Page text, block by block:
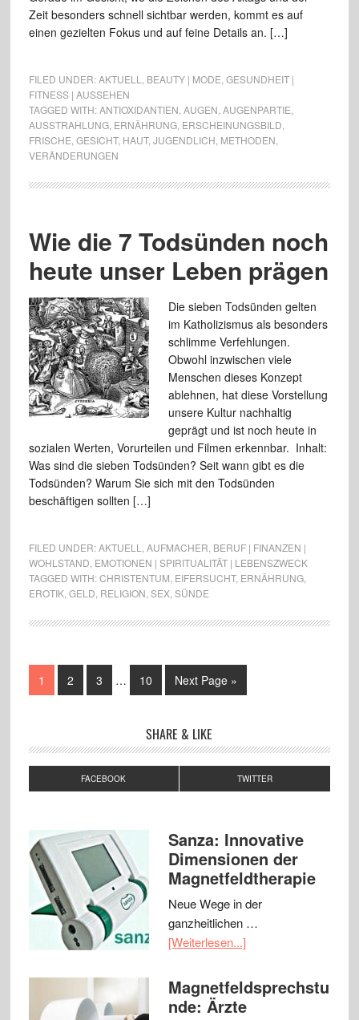
Zeit besonders schnell sichtbar werden, kommt es auf
einen gezielten Fokus und auf feine Details an. […]
FILED UNDER:AKTUELL BEAUTY | MODE GESUNDHEIT |
FITNESS | AUSSEHEN
TAGGED WITH:ANTIOXIDANTIEN AUGEN AUGENPARTIE
AUSSTRAHLUNG, ERNÄHRUNG, ERSCHEINUNGSBILD
FRISCHE GESICHT, HAUT, JUGENDLICH METHODEN
VERÄNDERUNGEN
Wie die 7 Todsünden noch
heute unser Leben prägen
Die sieben Todsünden gelten
im Katholizismus als besonders
schlimme Verfehlungen.
Obwohl inzwischen viele
Menschen dieses Konzept
ablehnen, hat diese Vorstellung
unsere Kultur nachhaltig
geprägt und ist noch heute in
sozialen Werten, Vorurteilen und Filmen erkennbar. Inhalt:
Was sind die sieben Todsünden? Seit wann gibt es die
Todsünden? Warum Sie sich mit den Todsünden
beschäftigen sollten […]
FILED UNDER:AKTUELL AUFMACHER BERUF | FINANZEN |
WOHLSTAND EMOTIONEN | SPIRITUALITÄT | LEBENSZWECK
TAGGED WITH:CHRISTENTUM EIFERSUCHT, ERNÄHRUNG,
EROTIK, GELD RELIGION SEX, SÜNDE
1 2 3 … 10 Next Page »
SHARE & LIKE
FACEBOOK TWITTER
Sanza: Innovative
Dimensionen der
Magnetfeldtherapie
Neue Wege in der
ganzheitlichen …
[Weiterlesen...]
Magnetfeldsprechstu
nde: Ärzte